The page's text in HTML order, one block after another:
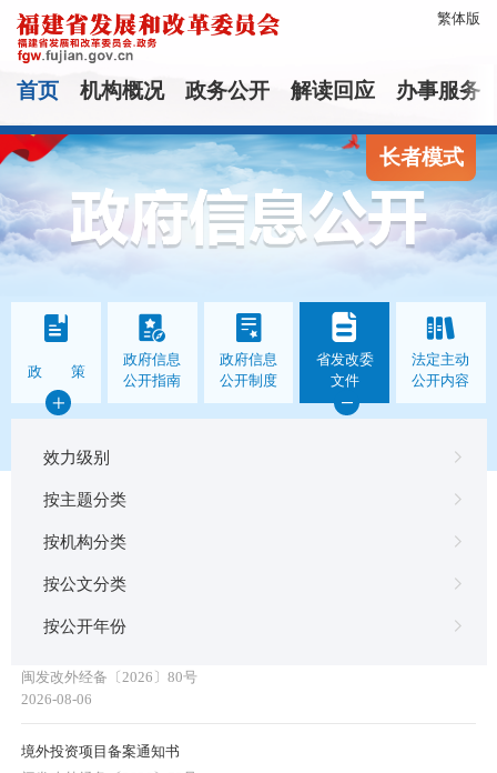
繁体版
首页 机构概况 政务公开 解读回应 办事服务
长者模式
政 策
政府信息
公开指南
政府信息
公开制度
省发改委
文件
效力级别
按主题分类
按机构分类
按公文分类
按公开年份
法定主动
公开内容
闽发改外经备〔2026〕80号
2026-08-06
境外投资项目备案通知书